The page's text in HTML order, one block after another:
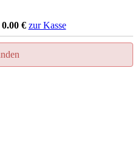
0.00€ zur Kasse